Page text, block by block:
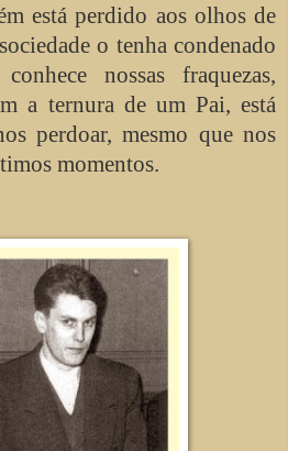
está perdido aos olhos de
o tenha condenado
nossas fraquezas,
a ternura de um Pai, está
perdoar, mesmo que nos
momentos.